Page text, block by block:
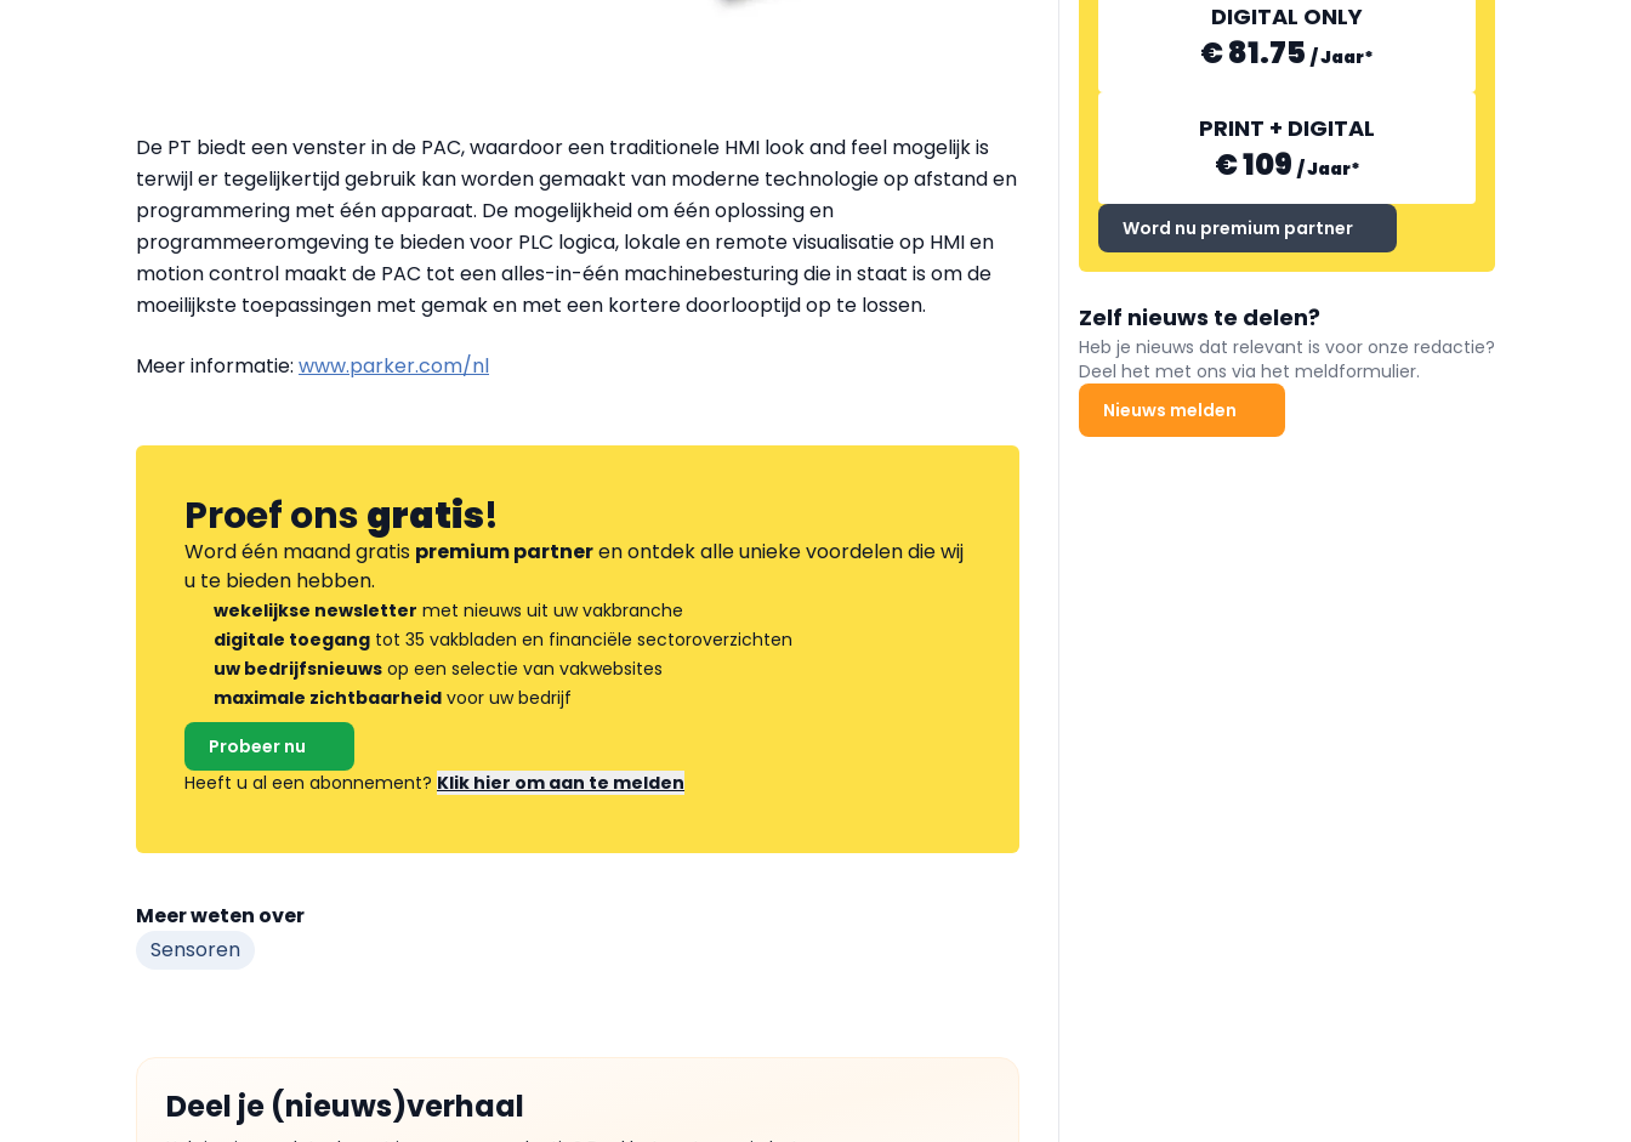
De PT biedt een venster in de PAC, waardoor een traditionele HMI look and feel mogelijk is
terwijl er tegelijkertijd gebruik kan worden gemaakt van moderne technologie op afstand en
programmering met één apparaat. De mogelijkheid om één oplossing en
programmeeromgeving te bieden voor PLC logica, lokale en remote visualisatie op HMI en
motion control maakt de PAC tot een alles-in-één machinebesturing die in staat is om de
moeilijkste toepassingen met gemak en met een kortere doorlooptijd op te lossen.
Meer informatie: www.parker.com/nl
Proef onsgratis!
Word één maand gratis premium partneren ontdek alle unieke voordelen die wij
u te bieden hebben.
wekelijkse newsletter met nieuws uit uw vakbranche
digitale toegang tot 35 vakbladen en financiële sectoroverzichten
uw bedrijfsnieuws op een selectie van vakwebsites
maximale zichtbaarheid voor uw bedrijf
Probeer nu
Heeft u al een abonnement? Klik hier om aan te melden
Meer weten over
Sensoren
Deel je (nieuws)verhaal
DIGITAL ONLY
€ 81.75 /Jaar*
PRINT + DIGITAL
€ 109 /Jaar*
Word nu premium partner
Zelf nieuws te delen?
Heb je nieuws dat relevant is voor onze redactie?
Deel het met ons via het meldformulier.
Nieuws melden